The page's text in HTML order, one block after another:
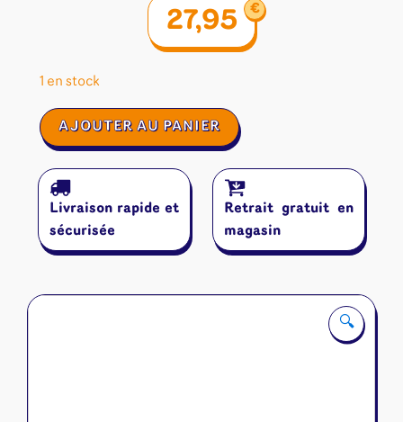
🔍
27,95 €
1 en stock
quantité
de
Limite
AJOUTER AU PANIER
Livraison rapide et
sécurisée
Retrait gratuit en
magasin